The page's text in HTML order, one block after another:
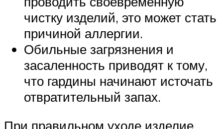
чистку изделий, это может стать
причиной аллергии.
Обильные загрязнения и
засаленность приводят к тому,
что гардины начинают источать
отвратительный запах.
При правильном уходе изделие